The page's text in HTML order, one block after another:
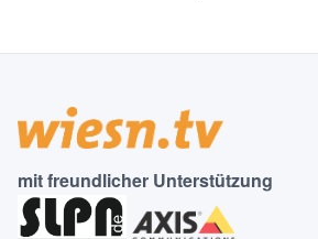
mit freundlicher Unterstützung